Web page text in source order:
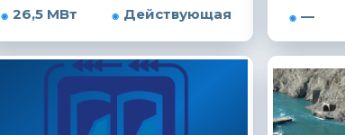
26,5 МВт Действующая —